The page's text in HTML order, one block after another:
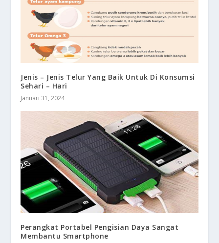
Jenis – Jenis Telur Yang Baik Untuk Di Konsumsi
Sehari – Hari
Januari 31, 2024
Perangkat Portabel Pengisian Daya Sangat
Membantu Smartphone